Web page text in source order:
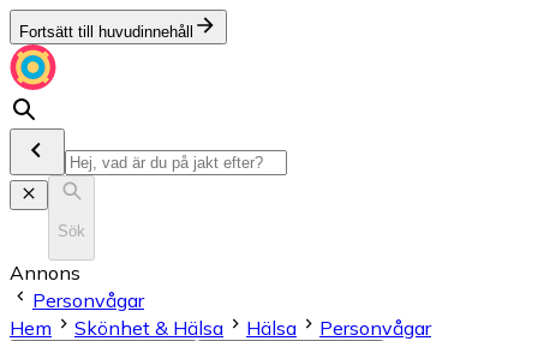
Fortsätt till huvudinnehåll
Sök
Annons
Personvågar
Hem
Skönhet & Hälsa Hälsa Personvågar